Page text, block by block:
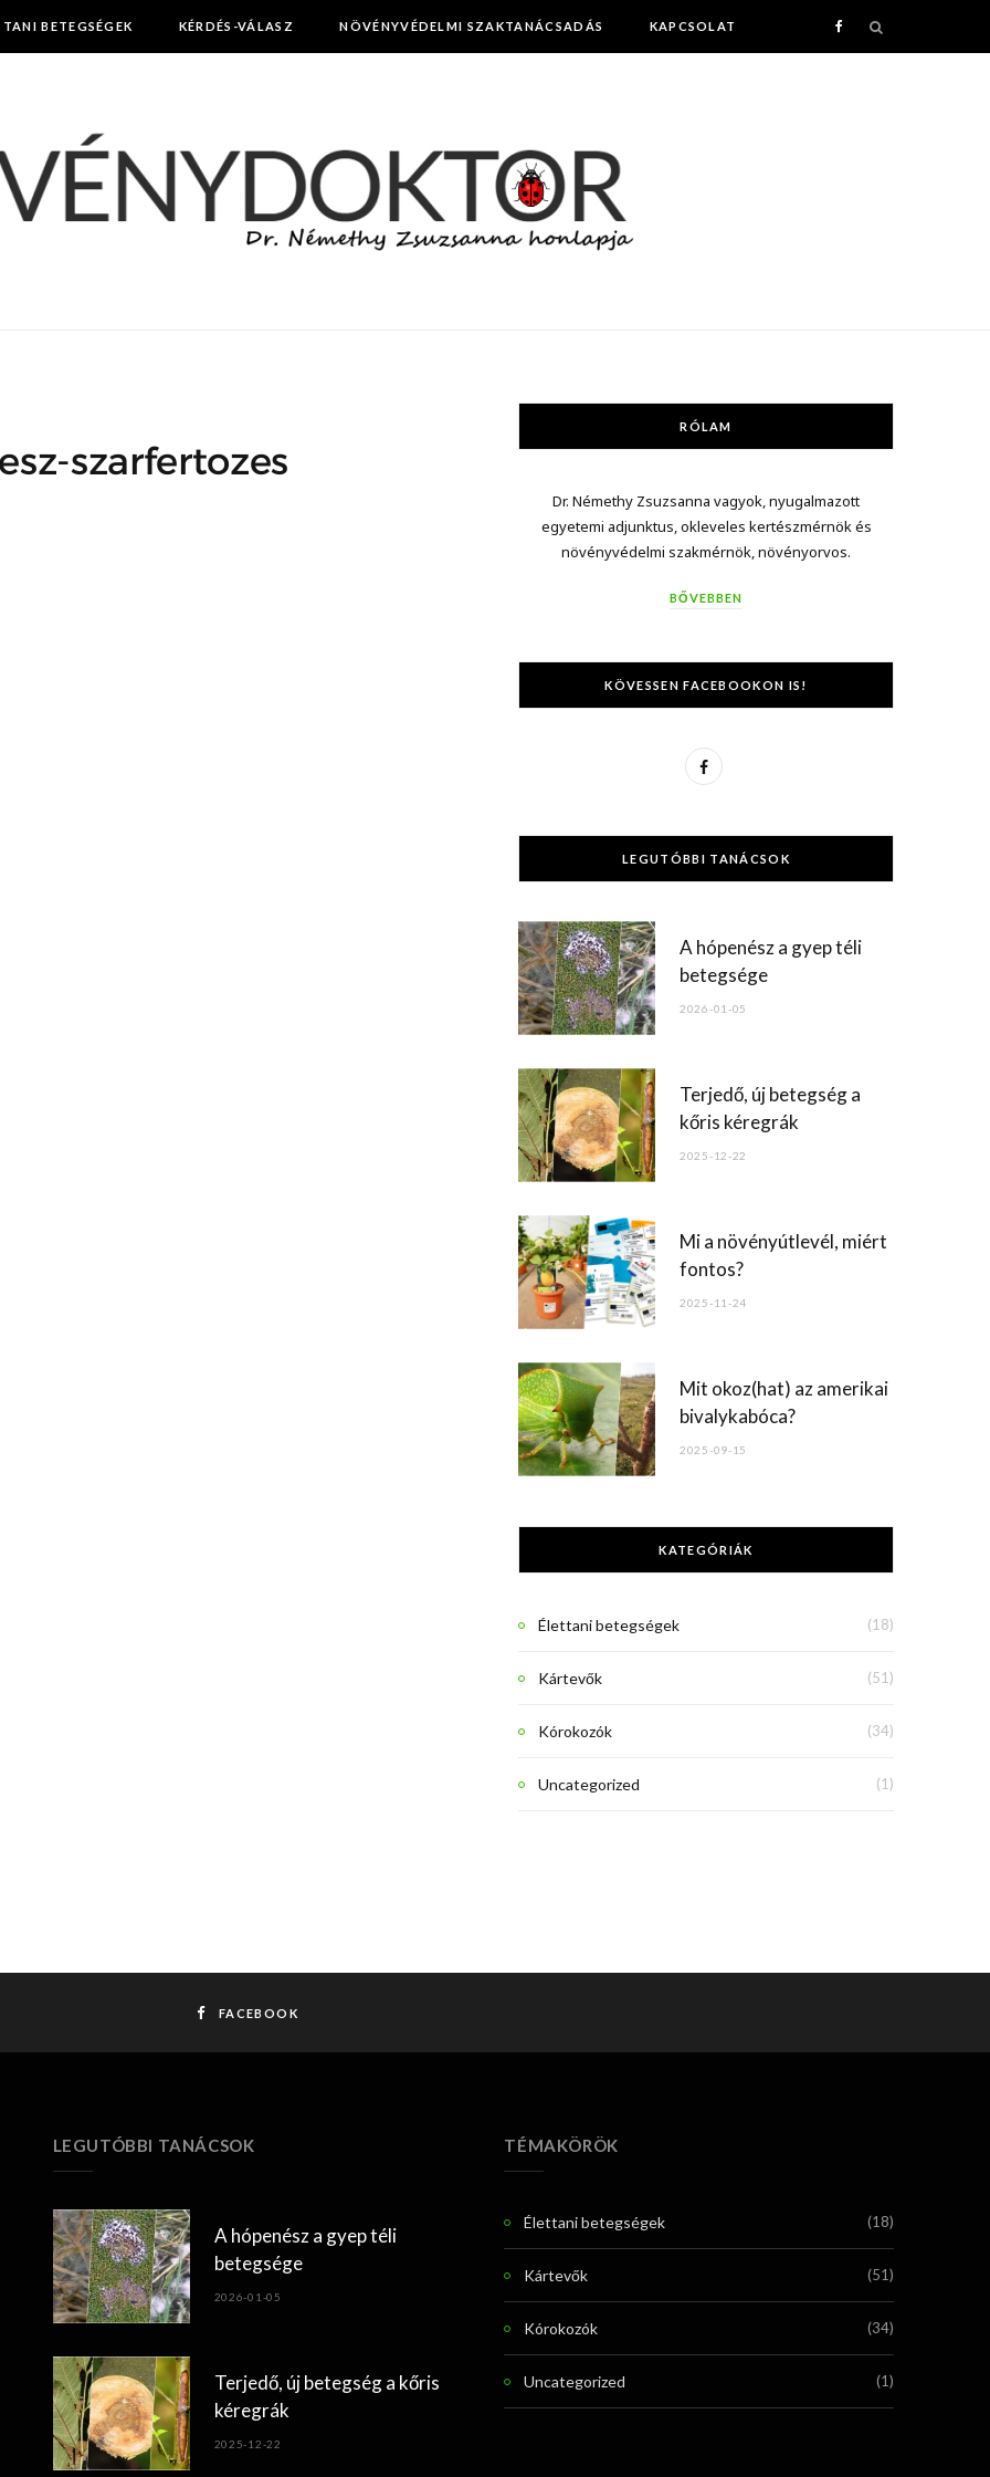
BETEGSÉGEK KÉRDÉS-VÁLASZ NÖVÉNYVÉDELMI SZAKTANÁCSADÁS KAPCSOLAT
szarfertozes
RÓLAM
Dr. Némethy Zsuzsanna vagyok, nyugalmazott
egyetemi adjunktus, okleveles kertészmérnök és
növényvédelmi szakmérnök, növényorvos.
BŐVEBBEN
KÖVESSEN FACEBOOKON IS!
F
c
e
o
LEGUTÓBBI TANÁCSOK
A hópenész a gyep téli
betegsége
2026-01-05
Terjedő, új betegség a
kőris kéregrák
2025-12-22
Mi a növényútlevél, miért
fontos?
2025-11-24
Mit okoz(hat) az amerikai
bivalykabóca?
2025-09-15
KATEGÓRIÁK
Élettani betegségek (18)
Kártevők (51)
Kórokozók (34)
Uncategorized (1)
FACEBOOK
LEGUTÓBBI TANÁCSOK
A hópenész a gyep téli
betegsége
2026-01-05
Terjedő, új betegség a kőris
kéregrák
2025-12-22
TÉMAKÖRÖK
Élettani betegségek (18)
Kártevők (51)
Kórokozók (34)
Uncategorized (1)